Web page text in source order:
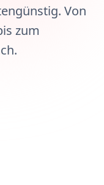
Von
zum